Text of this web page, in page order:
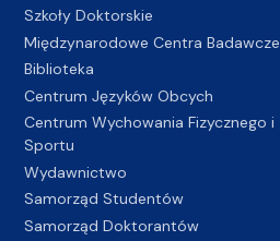
Szkoły Doktorskie
Międzynarodowe Centra Badawcze
Biblioteka
Centrum Języków Obcych
Centrum Wychowania Fizycznego i
Sportu
Wydawnictwo
Samorząd Studentów
Samorząd Doktorantów